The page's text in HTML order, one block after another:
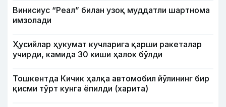
Винисиус “Реал” билан узоқ муддатли шартнома
имзолади
Ҳусийлар ҳукумат кучларига қарши ракеталар
учирди, камида 30 киши ҳалок бўлди
Тошкентда Кичик ҳалқа автомобил йўлининг бир
қисми тўрт кунга ёпилди (харита)